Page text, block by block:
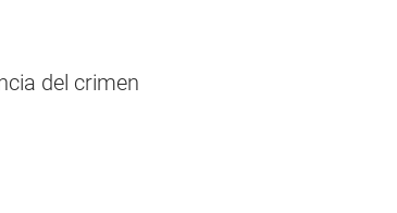
del crimen